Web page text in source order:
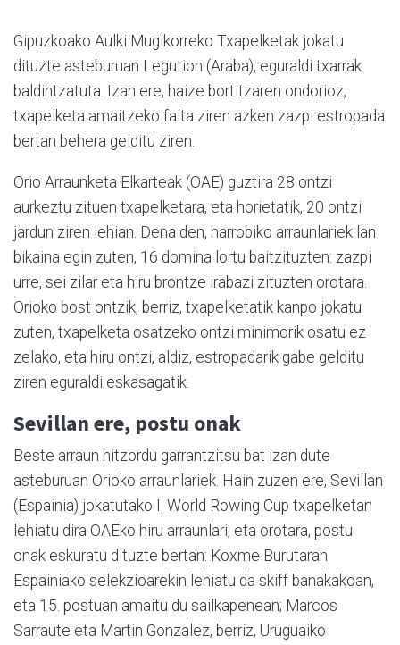
Gipuzkoako Aulki Mugikorreko Txapelketak jokatu
dituzte asteburuan Legution (Araba), eguraldi txarrak
baldintzatuta. Izan ere, haize bortitzaren ondorioz,
txapelketa amaitzeko falta ziren azken zazpi estropada
bertan behera gelditu ziren.
Orio Arraunketa Elkarteak (OAE) guztira 28 ontzi
aurkeztu zituen txapelketara, eta horietatik, 20 ontzi
jardun ziren lehian. Dena den, harrobiko arraunlariek lan
bikaina egin zuten, 16 domina lortu baitzituzten: zazpi
urre, sei zilar eta hiru brontze irabazi zituzten orotara.
Orioko bost ontzik, berriz, txapelketatik kanpo jokatu
zuten, txapelketa osatzeko ontzi minimorik osatu ez
zelako, eta hiru ontzi, aldiz, estropadarik gabe gelditu
ziren eguraldi eskasagatik.
Sevillan ere, postu onak
Beste arraun hitzordu garrantzitsu bat izan dute
asteburuan Orioko arraunlariek. Hain zuzen ere, Sevillan
(Espainia) jokatutako I. World Rowing Cup txapelketan
lehiatu dira OAEko hiru arraunlari, eta orotara, postu
onak eskuratu dituzte bertan: Koxme Burutaran
Espainiako selekzioarekin lehiatu da skiff banakakoan,
eta 15. postuan amaitu du sailkapenean; Marcos
Sarraute eta Martin Gonzalez, berriz, Uruguaiko